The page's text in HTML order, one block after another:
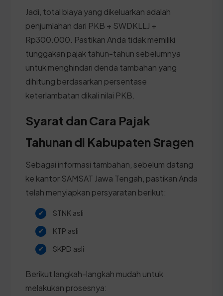
Jadi, total biaya yang dikeluarkan adalah
penjumlahan dari PKB + SWDKLLJ +
Rp300.000. Pastikan Anda tidak memiliki
tunggakan pajak tahun-tahun sebelumnya
untuk menghindari denda tambahan yang
dihitung berdasarkan persentase
keterlambatan dikali nilai PKB.
Syarat dan Cara Pajak
Tahunan di Kabupaten Sragen
Sebagai informasi tambahan, sebelum datang
ke kantor SAMSAT Jawa Tengah, pastikan Anda
telah menyiapkan persyaratan berikut:
STNK asli
KTP asli
SKPD asli
Berikut langkah-langkah mudah untuk
melakukan prosesnya: